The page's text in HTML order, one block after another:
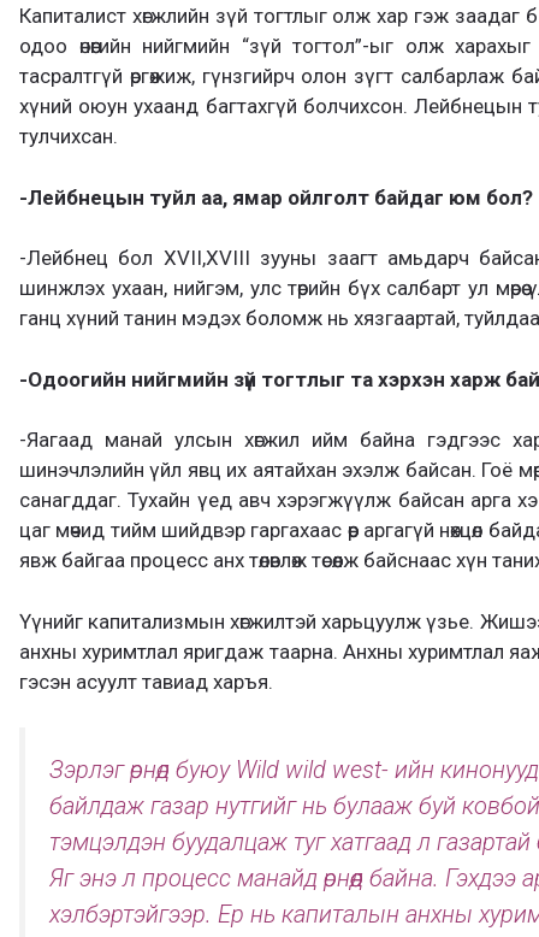
Капиталист хөгжлийн зүй тогтлыг олж хар гэж
одоо өнөөгийн нийгмийн “зүй тогтол”-ыг олж
тасралтгүй өргөжиж, гүнзгийрч олон зүгт салбарлаж
хүний оюун ухаанд багтахгүй болчихсон. Лейбнецын
тулчихсан.
-Лейбнецын туйл аа, ямар ойлголт байдаг юм бол?
-Лейбнец бол XVII,XVIII зууны заагт амьдарч
шинжлэх ухаан, нийгэм, улс төрийн бүх салбарт ул
ганц хүний танин мэдэх боломж нь хязгаартай,
-Одоогийн нийгмийн зүй тогтлыг та хэрхэн харж
-Яагаад манай улсын хөгжил ийм байна гэдгээс
шинэчлэлийн үйл явц их аятайхан эхэлж байсан. Гоё
санагддаг. Тухайн үед авч хэрэгжүүлж байсан арга
цаг мөчид тийм шийдвэр гаргахаас өөр аргагүй нөхцөл
явж байгаа процесс анх төлөвлөж төсөөлж байснаас хүн
Үүнийг капитализмын хөгжилтэй харьцуулж үзье.
анхны хуримтлал яригдаж таарна. Анхны хуримтлал яаж
гэсэн асуулт тавиад харъя.
Зэрлэг өрнөд буюу Wild wild west- ийн
байлдаж газар нутгийг нь булааж буй
тэмцэлдэн буудалцаж туг хатгаад л
Яг энэ л процесс манайд өрнөөд байна.
хэлбэртэйгээр. Ер нь капиталын анхны